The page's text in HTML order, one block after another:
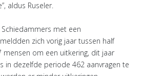
aldus Ruseler.
met een
zich vorig jaar tussen half
mensen om een uitkering, dit jaar
in dezelfde periode 462 aanvragen te